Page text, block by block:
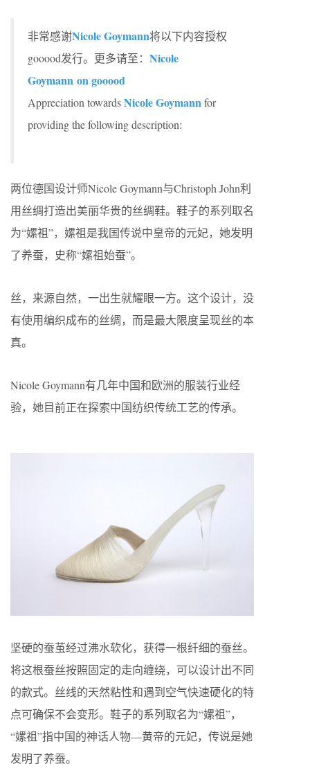
非常感谢Nicole Goymann将以下内容授权
gooood发行。更多请至： Nicole
Goymann on gooood
Appreciation towardsNicole Goymannfor
providing the following description:
两位德国设计师Nicole Goymann与Christoph John利
用丝绸打造出美丽华贵的丝绸鞋。鞋子的系列取名
为“嫘祖”，嫘祖是我国传说中皇帝的元妃，她发明
了养蚕，史称“嫘祖始蚕”。
丝，来源自然，一出生就耀眼一方。这个设计，没
有使用编织成布的丝绸，而是最大限度呈现丝的本
真。
Nicole Goymann有几年中国和欧洲的服装行业经
验，她目前正在探索中国纺织传统工艺的传承。
坚硬的蚕茧经过沸水软化，获得一根纤细的蚕丝。
将这根蚕丝按照固定的走向缠绕，可以设计出不同
的款式。丝线的天然粘性和遇到空气快速硬化的特
点可确保不会变形。鞋子的系列取名为“嫘祖”，
“嫘祖”指中国的神话人物—黄帝的元妃，传说是她
发明了养蚕。